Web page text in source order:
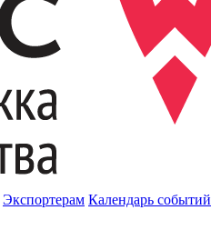
Экспортерам Календарь событий